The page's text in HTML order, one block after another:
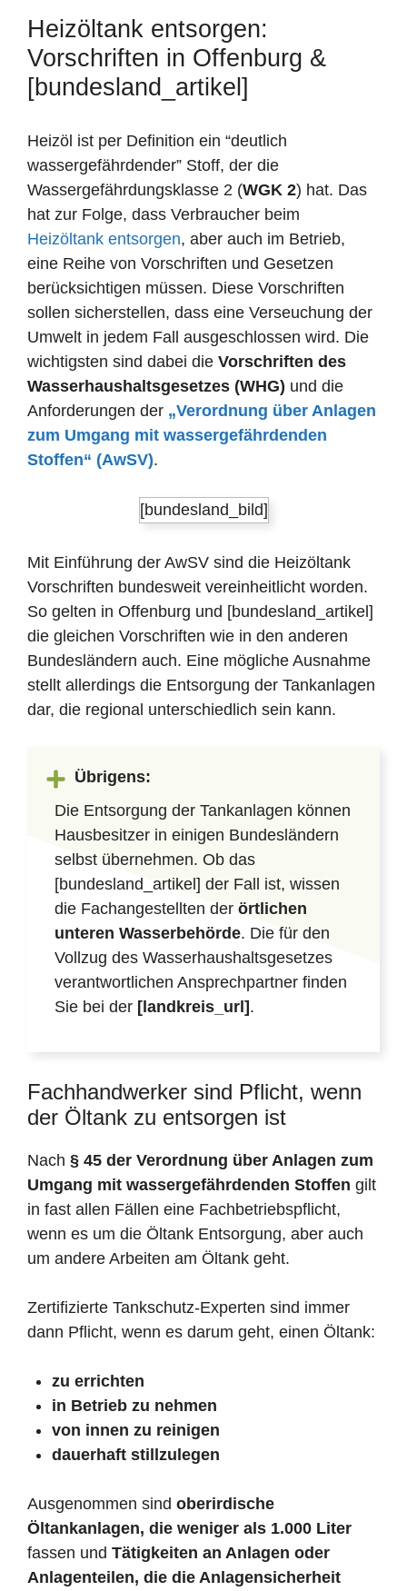
Heizöltank entsorgen:
Vorschriften in Offenburg &
[bundesland_artikel]
Heizöl ist per Definition ein “deutlich
wassergefährdender” Stoff, der die
Wassergefährdungsklasse 2 (WGK 2) hat. Das
hat zur Folge, dass Verbraucher beim
Heizöltank entsorgen, aber auch im Betrieb,
eine Reihe von Vorschriften und Gesetzen
berücksichtigen müssen. Diese Vorschriften
sollen sicherstellen, dass eine Verseuchung der
Umwelt in jedem Fall ausgeschlossen wird. Die
wichtigsten sind dabei die Vorschriften des
Wasserhaushaltsgesetzes (WHG) und die
Anforderungen der „Verordnung über Anlagen
zum Umgang mit wassergefährdenden
Stoffen“ (AwSV).
[bundesland_bild]
Mit Einführung der AwSV sind die Heizöltank
Vorschriften bundesweit vereinheitlicht worden.
So gelten in Offenburg und [bundesland_artikel]
die gleichen Vorschriften wie in den anderen
Bundesländern auch. Eine mögliche Ausnahme
stellt allerdings die Entsorgung der Tankanlagen
dar, die regional unterschiedlich sein kann.
Übrigens:
Die Entsorgung der Tankanlagen können
Hausbesitzer in einigen Bundesländern
selbst übernehmen. Ob das
[bundesland_artikel] der Fall ist, wissen
die Fachangestellten der örtlichen
unteren Wasserbehörde. Die für den
Vollzug des Wasserhaushaltsgesetzes
verantwortlichen Ansprechpartner finden
Sie bei der [landkreis_url] .
Fachhandwerker sind Pflicht, wenn
der Öltank zu entsorgen ist
Nach § 45 der Verordnung über Anlagen zum
Umgang mit wassergefährdenden Stoffen gilt
in fast allen Fällen eine Fachbetriebspflicht,
wenn es um die Öltank Entsorgung, aber auch
um andere Arbeiten am Öltank geht.
Zertifizierte Tankschutz-Experten sind immer
dann Pflicht, wenn es darum geht, einen Öltank:
zu errichten
in Betrieb zu nehmen
von innen zu reinigen
dauerhaft stillzulegen
Ausgenommen sind oberirdische
Öltankanlagen, die weniger als 1.000 Liter
fassen und Tätigkeiten an Anlagen oder
Anlagenteilen, die die Anlagensicherheit